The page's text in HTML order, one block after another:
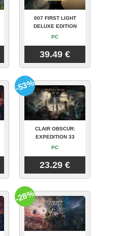
007 FIRST LIGHT
DELUXE EDITION
PC
39.49 €
CLAIR OBSCUR:
EXPEDITION 33
PC
23.29 €
-53%
-28%